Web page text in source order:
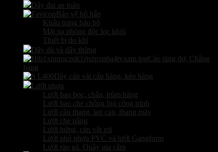
Dây đai an toàn
Bảo vệ hô hấp
Khẩu trang bảo hộ
Mặt nạ phòng độc lọc khói
Thiết bị đo khí
Dây dù và dây thừng
Cảo tăng đơ, Chằng
hàng
Dây cáp vải cẩu hàng, kéo hàng
Lưới nhựa
Lưới bao bọc, chắn, trùm hàng
Lưới bao che chống bụi công trình
Lưới cầu thang, lan can, thang máy
Lưới che nắng
Lưới hứng, cản vật rơi
Lưới phủ nhựa PVC và lưới Gangform
Lưới rào gà. Quây gia cầm